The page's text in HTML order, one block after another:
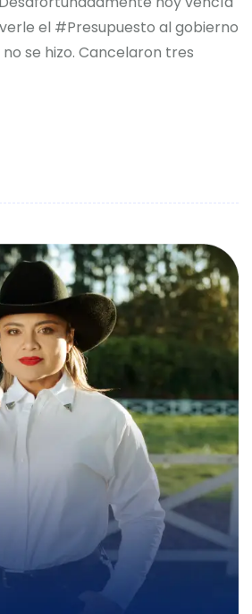
el #Presupuesto al gobierno
se hizo. Cancelaron tres